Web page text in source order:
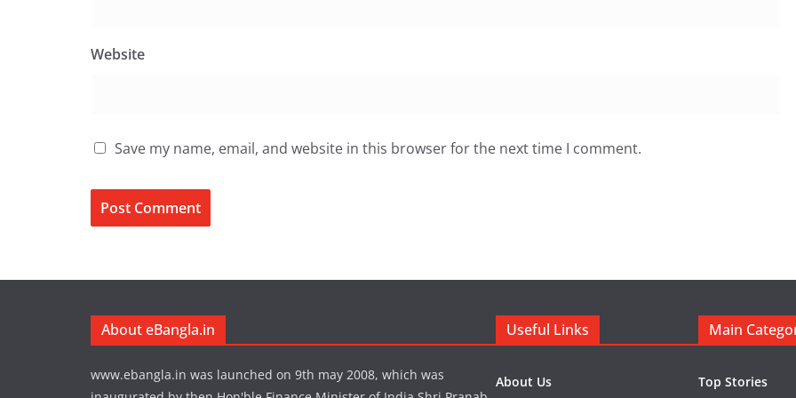
Website
Save my name, email, and website in this browser for the next time I comment.
About eBangla.in
www.ebangla.in was launched on 9th may 2008, which was
Useful Links
About Us
Main
Top Stories